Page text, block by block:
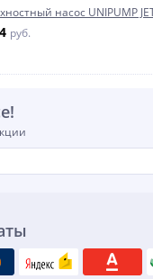
насос UNIPUMP
руб.